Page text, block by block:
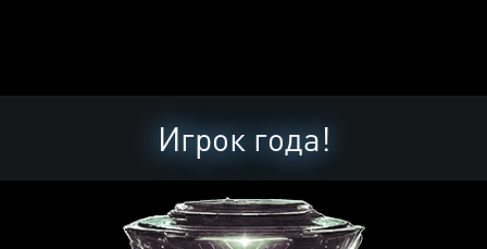
Игрок года!